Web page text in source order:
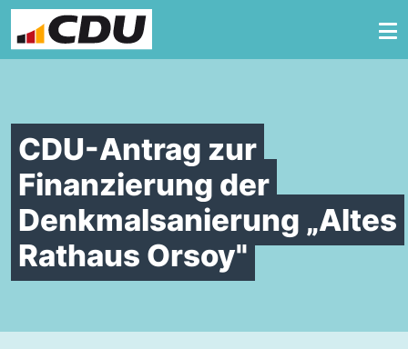
Zum Inhalt springen
CDU-Antrag zur
Finanzierung der
Denkmalsanierung „Altes
Rathaus Orsoy"